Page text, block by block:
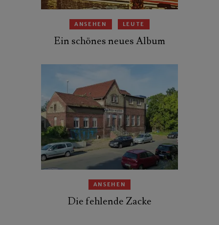
ANSEHEN LEUTE
Ein schönes neues Album
ANSEHEN
Die fehlende Zacke